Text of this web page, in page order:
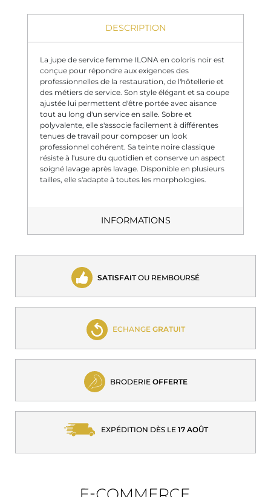
DESCRIPTION
La jupe de service femme ILONA en coloris noir est
conçue pour répondre aux exigences des
professionnelles de la restauration, de l'hôtellerie et
des métiers de service. Son style élégant et sa coupe
ajustée lui permettent d'être portée avec aisance
tout au long d'un service en salle. Sobre et
polyvalente, elle s'associe facilement à différentes
tenues de travail pour composer un look
professionnel cohérent. Sa teinte noire classique
résiste à l'usure du quotidien et conserve un aspect
soigné lavage après lavage. Disponible en plusieurs
tailles, elle s'adapte à toutes les morphologies.
INFORMATIONS
SATISFAITOU REMBOURSÉ
ECHANGE GRATUIT
BRODERIE OFFERTE
EXPÉDITION DÈS LE 17 AOÛT